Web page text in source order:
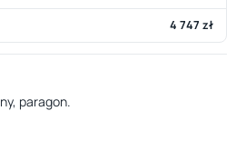
4 747 zł
paragon.